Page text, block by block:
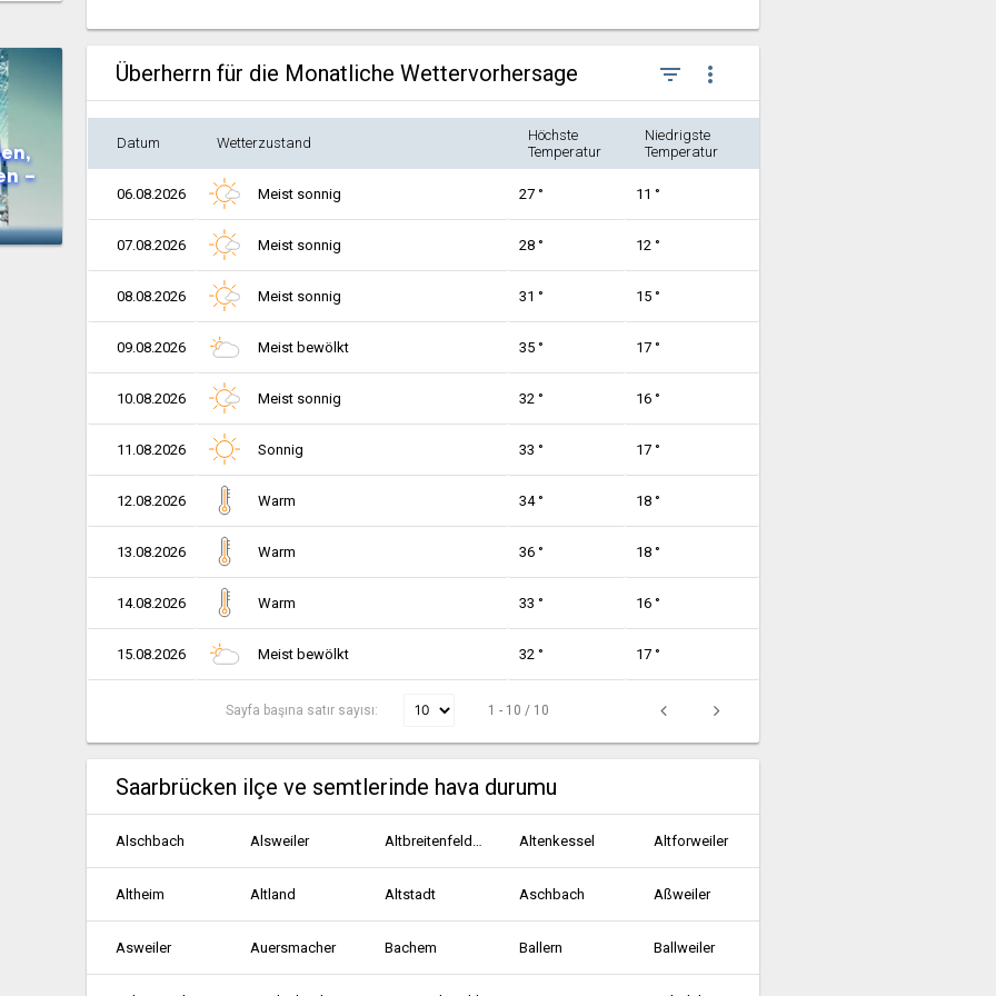
–
Überherrn für die Monatliche Wettervorhersage filter_list more_vert
Datum Wetterzustand
Höchste
Temperatur
Niedrigste
Temperatur
06.08.2026 Meist sonnig 27 ° 11 °
07.08.2026 Meist sonnig 28 ° 12 °
08.08.2026 Meist sonnig 31 ° 15 °
09.08.2026 Meist bewölkt 35 ° 17 °
10.08.2026 Meist sonnig 32 ° 16 °
11.08.2026 Sonnig 33 ° 17 °
12.08.2026 Warm 34 ° 18 °
13.08.2026 Warm 36 ° 18 °
14.08.2026 Warm 33 ° 16 °
15.08.2026 Meist bewölkt 32 ° 17 °
Sayfa başına satır sayısı: 1 - 10 / 10
Saarbrücken ilçe ve semtlerinde hava durumu
Alschbach Alsweiler Altbreitenfelderhof Altenkessel Altforweiler
Altheim Altland Altstadt Aschbach Aßweiler
Asweiler Auersmacher Bachem Ballern Ballweiler